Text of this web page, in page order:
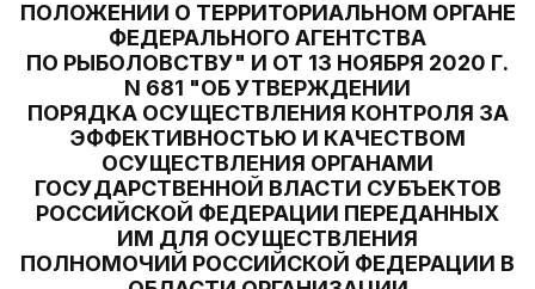
ПОЛОЖЕНИИ О ТЕРРИТОРИАЛЬНОМ ОРГАНЕ
ФЕДЕРАЛЬНОГО АГЕНТСТВА
ПО РЫБОЛОВСТВУ" И ОТ 13 НОЯБРЯ 2020 Г.
N 681 "ОБ УТВЕРЖДЕНИИ
ПОРЯДКА ОСУЩЕСТВЛЕНИЯ КОНТРОЛЯ ЗА
ЭФФЕКТИВНОСТЬЮ И КАЧЕСТВОМ
ОСУЩЕСТВЛЕНИЯ ОРГАНАМИ
ГОСУДАРСТВЕННОЙ ВЛАСТИ СУБЪЕКТОВ
РОССИЙСКОЙ ФЕДЕРАЦИИ ПЕРЕДАННЫХ
ИМ ДЛЯ ОСУЩЕСТВЛЕНИЯ
ПОЛНОМОЧИЙ РОССИЙСКОЙ ФЕДЕРАЦИИ В